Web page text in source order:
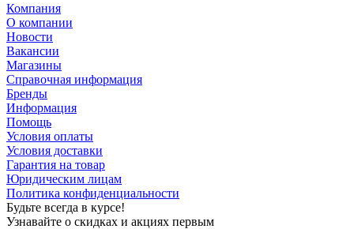
Компания
О компании
Новости
Вакансии
Магазины
Справочная информация
Бренды
Информация
Помощь
Условия оплаты
Условия доставки
Гарантия на товар
Юридическим лицам
Политика конфиденциальности
Будьте всегда в курсе!
Узнавайте о скидках и акциях первым